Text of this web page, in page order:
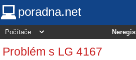
poradna.net
Problém s LG 4167